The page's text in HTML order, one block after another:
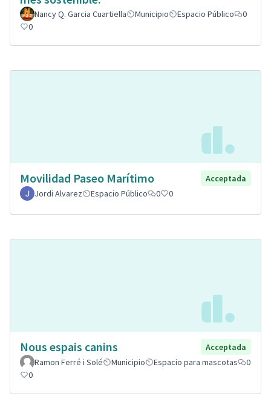
Nancy Q. Garcia Cuartiella Municipio Espacio Público
0
0
Movilidad Paseo Marítimo
Acceptada
Jordi Alvarez
Espacio Público 0 0
Nous espais canins
Acceptada
Ramon Ferré i Solé
Municipio Espacio para mascotas
0
0